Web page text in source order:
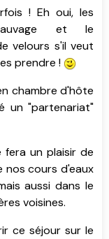
! Eh oui, les
et le
velours s'il veut
prendre !
chambre d'hôte
un "partenariat"
un plaisir de
nos cours d'eaux
aussi dans le
voisines.
ce séjour sur le